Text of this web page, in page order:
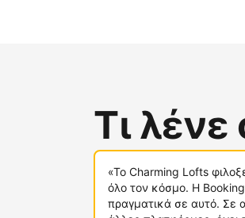
Τι
«Το Charming Lofts
όλο τον κόσμο. Η
πραγματικά σε αυτό. Σε